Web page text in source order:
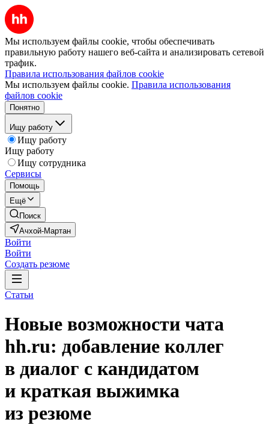
Мы используем файлы cookie, чтобы обеспечивать
правильную работу нашего веб-сайта и анализировать сетевой
трафик.
Правила использования файлов cookie
Мы используем файлы cookie. Правила использования
файлов cookie
Понятно
Ищу работу
Ищу работу
Ищу работу
Ищу сотрудника
Сервисы
Помощь
Ещё
Поиск
Ачхой-Мартан
Войти
Войти
Создать резюме
Статьи
Новые возможности чата
hh.ru: добавление коллег
в диалог с кандидатом
и краткая выжимка
из резюме